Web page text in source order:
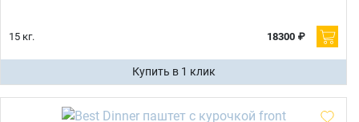
15 кг. 18300 ₽
Купить в 1 клик